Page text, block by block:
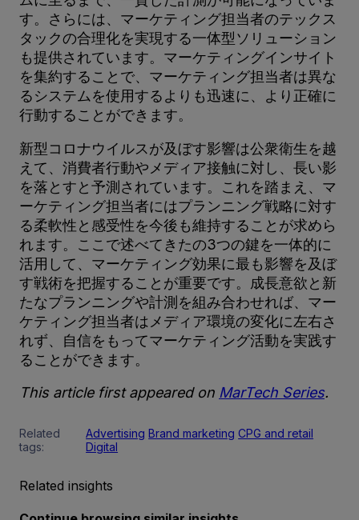
す。さらには、マーケティング担当者のテックス
タックの合理化を実現する一体型ソリューション
も提供されています。マーケティングインサイト
を集約することで、マーケティング担当者は異な
るシステムを使用するよりも迅速に、より正確に
行動することができます。
新型コロナウイルスが及ぼす影響は公衆衛生を越
えて、消費者行動やメディア接触に対し、長い影
を落とすと予測されています。これを踏まえ、マ
ーケティング担当者にはプランニング戦略に対す
る柔軟性と感受性を今後も維持することが求めら
れます。ここで述べてきたの3つの鍵を一体的に
活用して、マーケティング効果に最も影響を及ぼ
す戦術を把握することが重要です。成長意欲と新
たなプランニングや計測を組み合わせれば、マー
ケティング担当者はメディア環境の変化に左右さ
れず、自信をもってマーケティング活動を実践す
ることができます。
This article first appeared on MarTech Series.
Related
tags:
Advertising Brand marketing CPG and retail
Digital
Related insights